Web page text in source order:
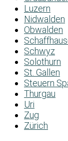
Luzern
Nidwalden
Obwalden
Schwyz
Solothurn
St. Gallen
Steuern
Thurgau
Uri
Zug
Zürich